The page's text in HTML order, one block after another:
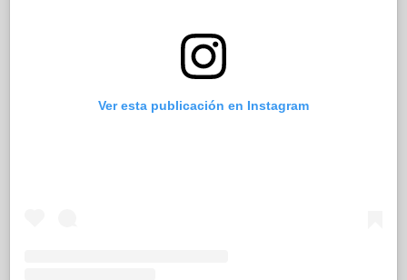
Ver esta publicación en Instagram